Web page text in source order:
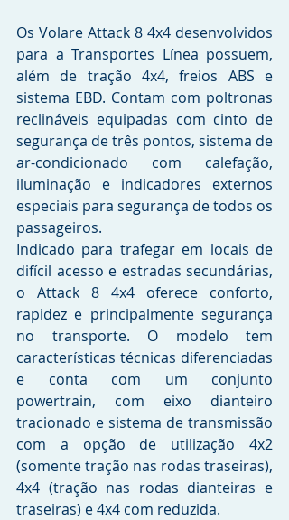
Os Volare Attack 8 4x4 desenvolvidos
para a Transportes Línea possuem,
além de tração 4x4, freios ABS e
sistema EBD. Contam com poltronas
reclináveis equipadas com cinto de
segurança de três pontos, sistema de
ar-condicionado com calefação,
iluminação e indicadores externos
especiais para segurança de todos os
passageiros.
Indicado para trafegar em locais de
difícil acesso e estradas secundárias,
o Attack 8 4x4 oferece conforto,
rapidez e principalmente segurança
no transporte. O modelo tem
características técnicas diferenciadas
e conta com um conjunto
powertrain, com eixo dianteiro
tracionado e sistema de transmissão
com a opção de utilização 4x2
(somente tração nas rodas traseiras),
4x4 (tração nas rodas dianteiras e
traseiras) e 4x4 com reduzida.